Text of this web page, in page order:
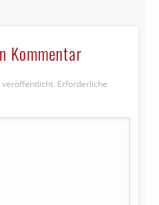
Kommentar
veröffentlicht. Erforderliche